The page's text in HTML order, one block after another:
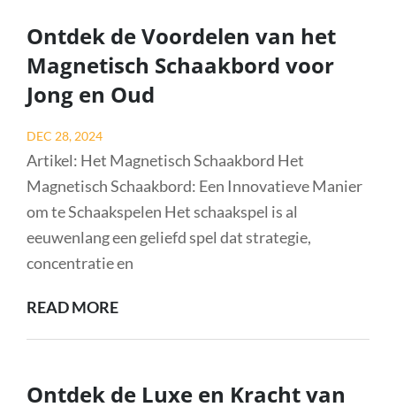
CRYPTOCURRENCY
MET
DE
LEDGER
S
Ontdek de Voordelen van het
Magnetisch Schaakbord voor
Jong en Oud
Posted
on
DEC 28, 2024
Artikel: Het Magnetisch Schaakbord Het
Magnetisch Schaakbord: Een Innovatieve Manier
om te Schaakspelen Het schaakspel is al
eeuwenlang een geliefd spel dat strategie,
concentratie en
READ MOREONTDEK
VAN
Ontdek de Luxe en Kracht van